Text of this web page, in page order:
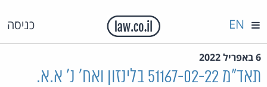
כניסה EN
6 באפריל 2022
תאד"מ 51167-02-22 בלינזון ואח' נ' א.א.